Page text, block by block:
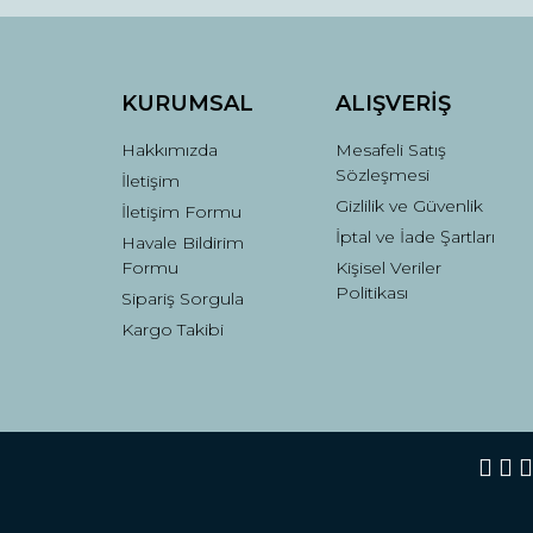
Bu ürüne benzer farklı alternatifler olmalı.
KURUMSAL
Hakkımızda
İletişim
İletişim Formu
Havale Bildirim
Formu
Sipariş Sorgula
Kargo Takibi
ALIŞVERİŞ
Mesafeli Satış
Sözleşmesi
Gizlilik ve Güvenlik
İptal ve İade Şartları
Kişisel Veriler
Politikası